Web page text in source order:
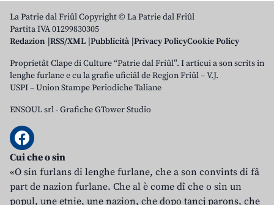
La Patrie dal Friûl Copyright © La Patrie dal Friûl
Partita IVA 01299830305
Redazion RSS/XML Pubblicità Privacy PolicyCookie Policy
Proprietât Clape di Culture “Patrie dal Friûl”. I articui a son scrits in
lenghe furlane e cu la grafie uficiâl de Regjon Friûl – V.J.
USPI – Union Stampe Periodiche Taliane
ENSOUL srl-Grafiche GTower Studio
Cui che o sin
«O sin furlans di lenghe furlane, che a son convints di fâ
part de nazion furlane. Che al è come dî che o sin un
popul, une etnie, une nazion, che dopo tancj parons, che